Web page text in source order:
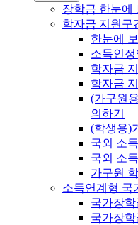
장학금 한눈에
학자금 지원구
한눈에
소득인
학자금
학자금
(가구원
의하기
(학생용)
국외 소
국외 소
가구원
소득연계형 국
국가장학
국가장